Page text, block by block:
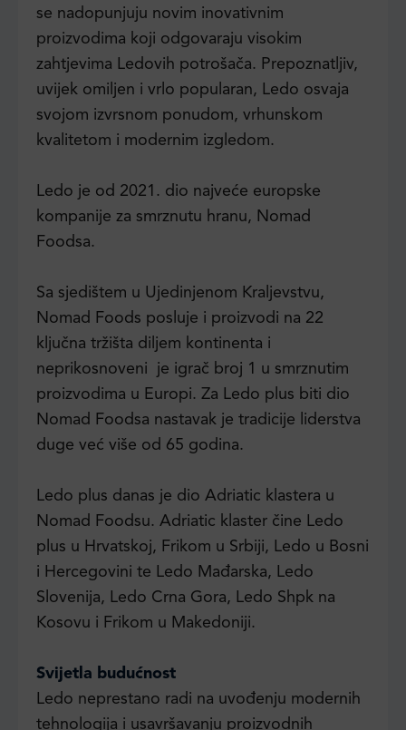
se nadopunjuju novim inovativnim
proizvodima koji odgovaraju visokim
zahtjevima Ledovih potrošača. Prepoznatljiv,
uvijek omiljen i vrlo popularan, Ledo osvaja
svojom izvrsnom ponudom, vrhunskom
kvalitetom i modernim izgledom.
Ledo je od 2021. dio najveće europske
kompanije za smrznutu hranu, Nomad
Foodsa.
Sa sjedištem u Ujedinjenom Kraljevstvu,
Nomad Foods posluje i proizvodi na 22
ključna tržišta diljem kontinenta i
neprikosnoveni je igrač broj 1 u smrznutim
proizvodima u Europi. Za Ledo plus biti dio
Nomad Foodsa nastavak je tradicije liderstva
duge već više od 65 godina.
Ledo plus danas je dio Adriatic klastera u
Nomad Foodsu. Adriatic klaster čine Ledo
plus u Hrvatskoj, Frikom u Srbiji, Ledo u Bosni
i Hercegovini te Ledo Mađarska, Ledo
Slovenija, Ledo Crna Gora, Ledo Shpk na
Kosovu i Frikom u Makedoniji.
Svijetla budućnost
Ledo neprestano radi na uvođenju modernih
tehnologija i usavršavanju proizvodnih